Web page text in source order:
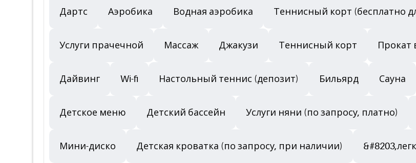
Дартс Аэробика Водная аэробика Теннисный корт (бесплатно
Услуги прачечной Массаж Джакузи Теннисный корт Прокат
Дайвинг Wi-fi Настольный теннис (депозит) Бильярд Сауна
Детское меню Детский бассейн Услуги няни (по запросу, платно)
Мини-диско Детская кроватка (по запросу, при наличии)